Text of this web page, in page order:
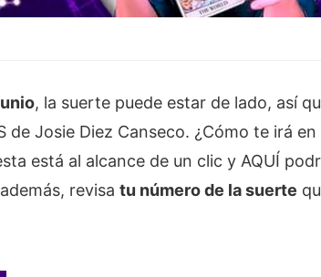
, la suerte puede estar de lado, así
de Josie Diez Canseco. ¿Cómo te irá
está al alcance de un clic y AQUÍ
revisa tu número de la suerte